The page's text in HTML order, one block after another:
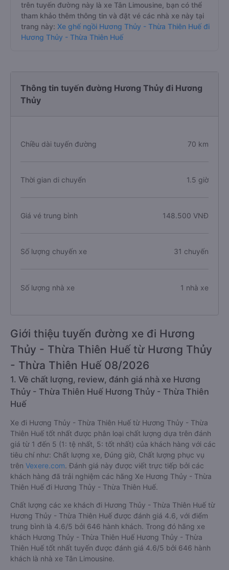
trên tuyến đường này là xe Tân Limousine, bạn có thể
tham khảo thêm thông tin và đặt vé các nhà xe này tại
trang này: Xe ghế ngồi Hương Thủy - Thừa Thiên Huế đi
Hương Thủy - Thừa Thiên Huế
Thông tin tuyến đường Hương Thủy đi Hương
Thủy
Chiều dài tuyến đường 70 km
Thời gian di chuyển 1.5 giờ
Giá vé trung bình 148.500 VNĐ
Số lượng chuyến xe 31 chuyến
Số lượng nhà xe 1 nhà xe
Giới thiệu tuyến đường xe đi Hương
Thủy - Thừa Thiên Huế từ Hương Thủy
- Thừa Thiên Huế 08/2026
1. Về chất lượng, review, đánh giá nhà xe Hương
Thủy - Thừa Thiên Huế Hương Thủy - Thừa Thiên
Huế
Xe đi Hương Thủy - Thừa Thiên Huế từ Hương Thủy - Thừa
Thiên Huế tốt nhất được phân loại chất lượng dựa trên đánh
giá từ 1 đến 5 (1: tệ nhất, 5: tốt nhất) của khách hàng với các
tiêu chí như: Chất lượng xe, Đúng giờ, Chất lượng phục vụ
trên Vexere.com. Đánh giá này được viết trực tiếp bởi các
khách hàng đã trải nghiệm các hãng Xe Hương Thủy - Thừa
Thiên Huế đi Hương Thủy - Thừa Thiên Huế.
Chất lượng các xe khách đi Hương Thủy - Thừa Thiên Huế từ
Hương Thủy - Thừa Thiên Huế được đánh giá 4.6, với điểm
trung bình là 4.6/5 bởi 646 hành khách. Trong đó hãng xe
khách Hương Thủy - Thừa Thiên Huế Hương Thủy - Thừa
Thiên Huế tốt nhất tuyến được đánh giá 4.6/5 bởi 646 hành
khách là nhà xe Tân Limousine.